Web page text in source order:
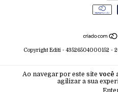
Ao navegar por este site você
agilizar a sua
Copyright Editi - 43526504000152 -